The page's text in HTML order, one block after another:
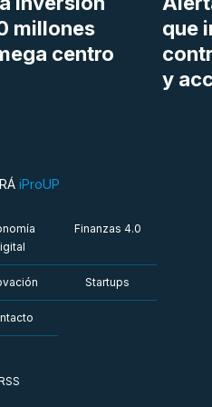
millones
centro
que
y
iProUP
Finanzas 4.0
Startups